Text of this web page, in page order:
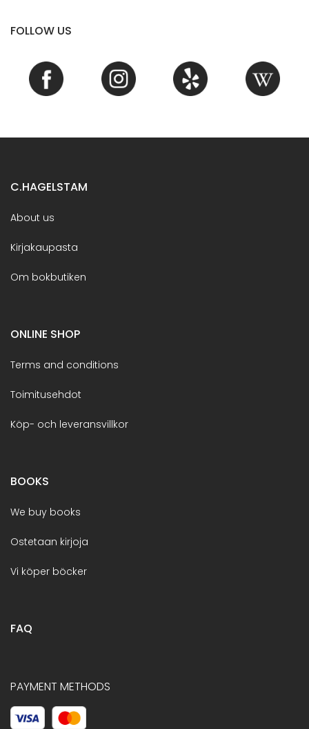
FOLLOW US
C.HAGELSTAM
About us
Kirjakaupasta
Om bokbutiken
ONLINE SHOP
Terms and conditions
Toimitusehdot
Köp- och leveransvillkor
BOOKS
We buy books
Ostetaan kirjoja
Vi köper böcker
FAQ
PAYMENT METHODS